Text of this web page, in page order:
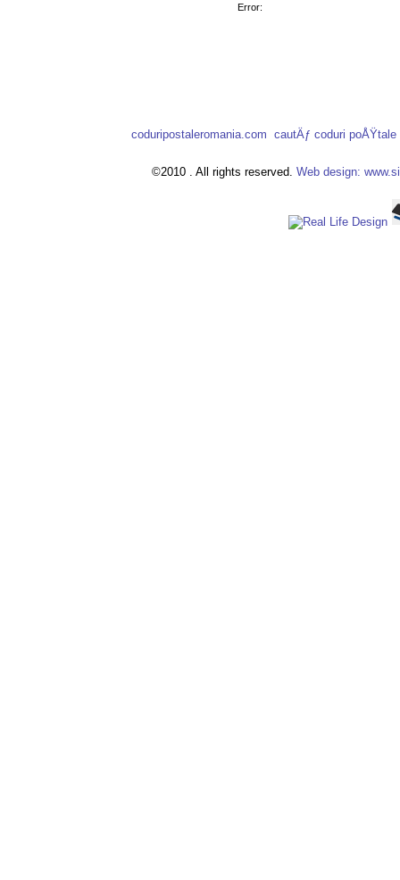
Error:
coduripostaleromania.com cautÄƒ coduri
©2010 . All rights reserved. Web design: